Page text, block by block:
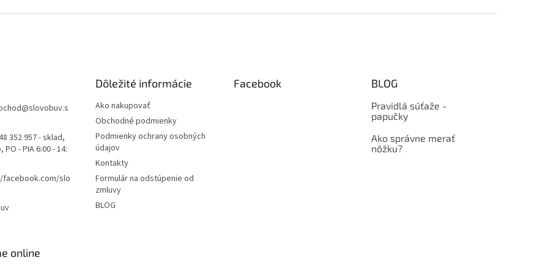
@slovobuv.s
352 957 - sklad,
PO - PIA 6:00 - 14:
slo
Dôležité informácie
Ako nakupovať
Obchodné podmienky
Podmienky ochrany osobných
údajov
Kontakty
Formulár na odstúpenie od
zmluvy
BLOG
Facebook BLOG
Pravidlá súťaže -
papučky
Ako správne merať
nôžku?
online